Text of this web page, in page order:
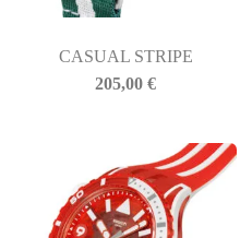
CASUAL STRIPE
205,00€